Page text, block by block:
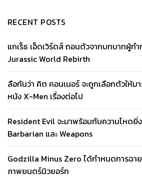
RECENT POSTS
แกเร็ธ เอ็ดเวิร์ดส์ ถอนตัวจากบทบาทผู้ก
Jurassic World Rebirth
ลือกันว่า คิต คอนเนอร์ จะถูกเลือกตัวให้ม
หนัง X-Men เรื่องต่อไป
Resident Evil จะมาพร้อมกับความโหดยิ่
Barbarian และ Weapons
Godzilla Minus Zero ได้กำหนดการฉ
ภาพยนตร์นิวยอร์ก